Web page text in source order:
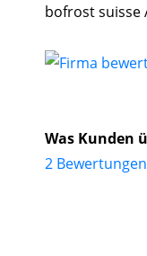
bofrost suisse
Was Kunden
2